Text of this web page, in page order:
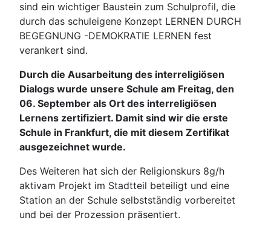
sind ein wichtiger Baustein zum Schulprofil, die
durch das schuleigene Konzept LERNEN DURCH
BEGEGNUNG -DEMOKRATIE LERNEN fest
verankert sind.
Durch die Ausarbeitung des interreligiösen
Dialogs wurde unsere Schule am Freitag, den
06. September als Ort des interreligiösen
Lernens zertifiziert. Damit sind wir die erste
Schule in Frankfurt, die mit diesem Zertifikat
ausgezeichnet wurde.
Des Weiteren hat sich der Religionskurs 8g/h
aktivam Projekt im Stadtteil beteiligt und eine
Station an der Schule selbstständig vorbereitet
und bei der Prozession präsentiert.